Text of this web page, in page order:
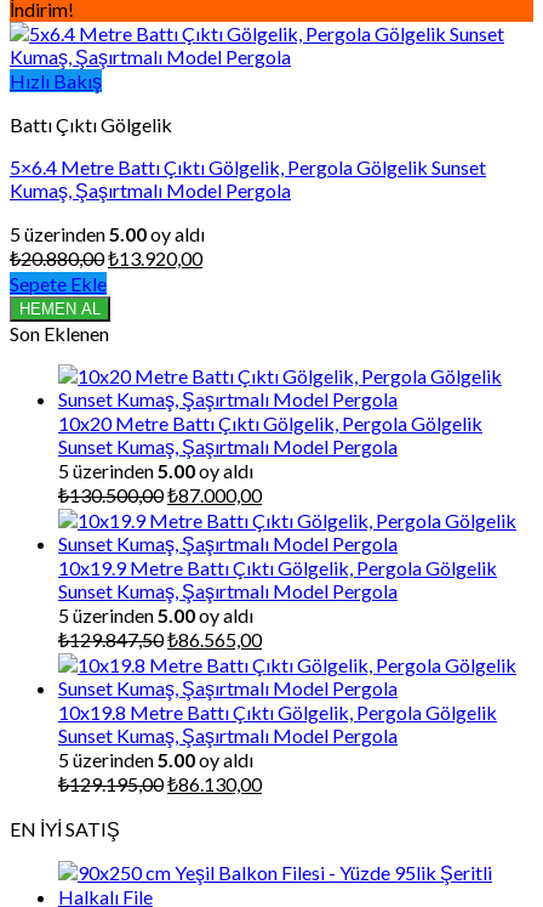
İndirim!
Hızlı Bakış
Battı Çıktı Gölgelik
5×6.4 Metre Battı Çıktı Gölgelik, Pergola Gölgelik Sunset
Kumaş, Şaşırtmalı Model Pergola
5 üzerinden5.00oy aldı
₺20.880,00Orijinal
₺20.880,00.
₺13.920,00Şu
Sepete Ekle
HEMEN AL
Son Eklenen
10x20 Metre Battı Çıktı Gölgelik, Pergola Gölgelik
Sunset Kumaş, Şaşırtmalı Model Pergola
5 üzerinden5.00oy aldı
₺130.500,00Orijinal
fiyat:
₺130.500,00.
₺87.000,00Şu
andaki
fiyat:
₺87.000,00.
10x19.9 Metre Battı Çıktı Gölgelik, Pergola Gölgelik
Sunset Kumaş, Şaşırtmalı Model Pergola
5 üzerinden5.00oy aldı
₺129.847,50Orijinal
fiyat:
₺129.847,50.
₺86.565,00Şu
andaki
fiyat:
₺86.565,00.
10x19.8 Metre Battı Çıktı Gölgelik, Pergola Gölgelik
Sunset Kumaş, Şaşırtmalı Model Pergola
5 üzerinden5.00oy aldı
₺129.195,00Orijinal
₺86.130,00Şu
EN İYİ SATIŞ